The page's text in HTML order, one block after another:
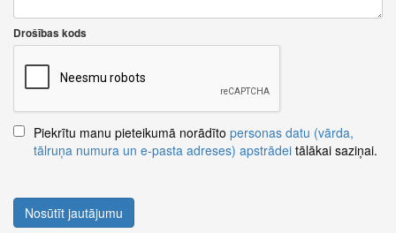
Drošības kods
Piekrītu manu pieteikumā norādīto personas datu (vārda,
tālruņa numura un e-pasta adreses) apstrādei tālākai saziņai.
Nosūtīt jautājumu